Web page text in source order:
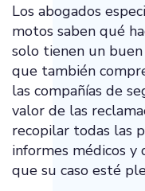
Los abogados
motos saben qué
solo tienen un
que también
las compañías de
valor de las
recopilar todas las
informes médicos y
que su caso esté